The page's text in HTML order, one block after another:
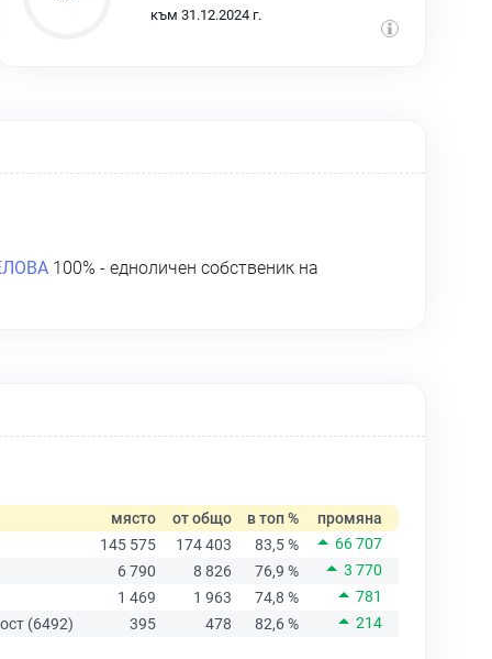
към 31.12.2024 г.
100% - едноличен собственик на
място от общо в топ %
промяна
145 575
174 403 83,5 %
66 707
6 790
8 826 76,9 %
3 770
1 469
1 963 74,8 %
781
(6492)
395 478 82,6 % 214